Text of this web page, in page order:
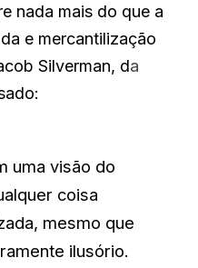
nada mais do que a
e mercantilização
Silverman, da
uma visão do
coisa
mesmo que
ilusório.